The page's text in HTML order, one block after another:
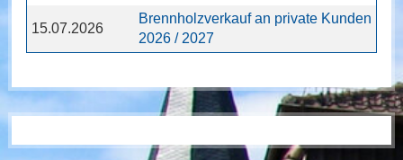
15.07.2026
Brennholzverkauf an private Kunden
2026 / 2027